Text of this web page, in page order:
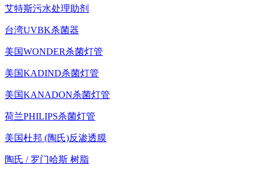
艾特斯污水处理助剂
台湾UVBK杀菌器
美国WONDER杀菌灯管
美国KADIND杀菌灯管
美国KANADON杀菌灯管
荷兰PHILIPS杀菌灯管
美国杜邦 (陶氏)反渗透膜
陶氏 / 罗门哈斯 树脂